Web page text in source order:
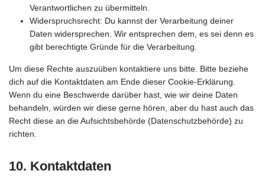
Verantwortlichen zu übermitteln.
Widerspruchsrecht: Du kannst der Verarbeitung deiner
Daten widersprechen. Wir entsprechen dem, es sei denn es
gibt berechtigte Gründe für die Verarbeitung.
Um diese Rechte auszuüben kontaktiere uns bitte. Bitte beziehe
dich auf die Kontaktdaten am Ende dieser Cookie-Erklärung.
Wenn du eine Beschwerde darüber hast, wie wir deine Daten
behandeln, würden wir diese gerne hören, aber du hast auch das
Recht diese an die Aufsichtsbehörde (Datenschutzbehörde) zu
richten.
10. Kontaktdaten